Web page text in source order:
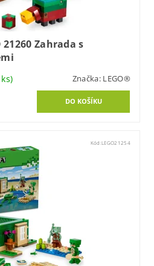
Zahrada s
Značka: LEGO®
Kód:LEGO21254